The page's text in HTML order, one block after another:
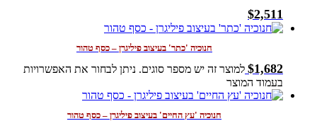
$2,511
חנוכיה 'כתר' בעיצוב פיליגרן – כסף טהור
$1,682
למוצר זה יש מספר סוגים. ניתן לבחור את האפשרויות
בעמוד המוצר
חנוכיה 'עץ החיים' בעיצוב פיליגרן – כסף טהור